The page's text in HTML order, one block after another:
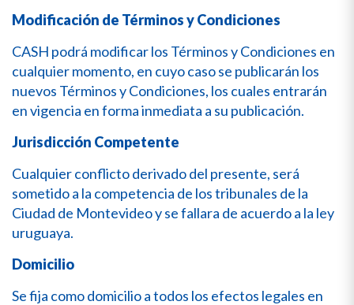
Modificación de Términos y Condiciones
CASH podrá modificar los Términos y Condiciones en
cualquier momento, en cuyo caso se publicarán los
nuevos Términos y Condiciones, los cuales entrarán
en vigencia en forma inmediata a su publicación.
Jurisdicción Competente
Cualquier conflicto derivado del presente, será
sometido a la competencia de los tribunales de la
Ciudad de Montevideo y se fallara de acuerdo a la ley
uruguaya.
Domicilio
Se fija como domicilio a todos los efectos legales en